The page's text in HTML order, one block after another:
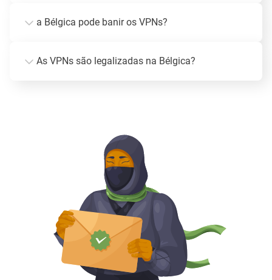
a Bélgica pode banir os VPNs?
As VPNs são legalizadas na Bélgica?